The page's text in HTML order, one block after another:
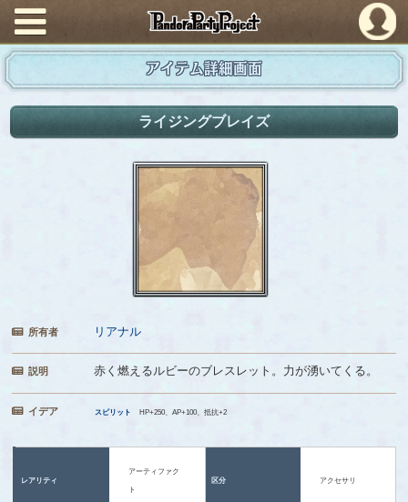
PandoraPartyProject
アイテム詳細画面
ライジングブレイズ
所有者 リアナル
説明 赤く燃えるルビーのブレスレット。力が湧いてくる。
イデア スピリット HP+250、AP+100、抵抗+2
レアリティ
アーティファク
ト
区分 アクセサリ